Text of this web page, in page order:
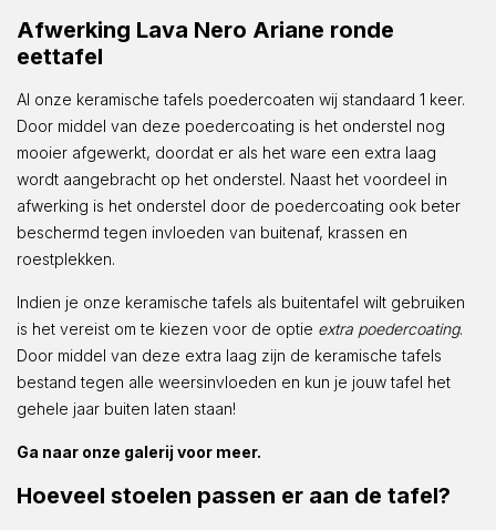
Afwerking Lava Nero Ariane ronde
eettafel
Al onze keramische tafels poedercoaten wij standaard 1 keer.
Door middel van deze poedercoating is het onderstel nog
mooier afgewerkt, doordat er als het ware een extra laag
wordt aangebracht op het onderstel. Naast het voordeel in
afwerking is het onderstel door de poedercoating ook beter
beschermd tegen invloeden van buitenaf, krassen en
roestplekken.
Indien je onze keramische tafels als buitentafel wilt gebruiken
is het vereist om te kiezen voor de optie extra poedercoating.
Door middel van deze extra laag zijn de keramische tafels
bestand tegen alle weersinvloeden en kun je jouw tafel het
gehele jaar buiten laten staan!
Ga naar onze galerij voor meer.
Hoeveel stoelen passen er aan de tafel?